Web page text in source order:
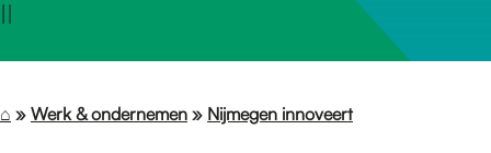
o
m
||
⌂ » Werk & ondernemen » Nijmegen innoveert